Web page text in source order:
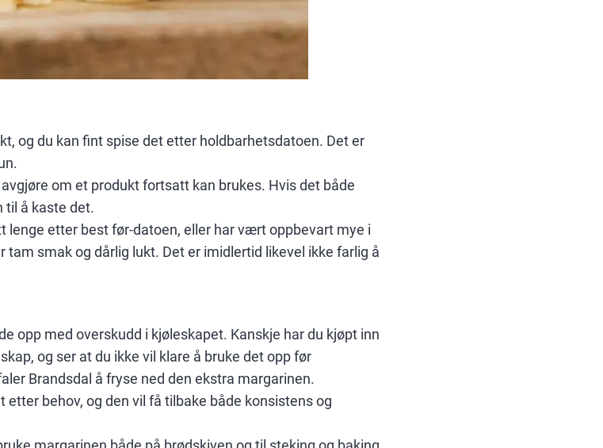
og du kan fint spise det etter holdbarhetsdatoen. Det er
om et produkt fortsatt kan brukes. Hvis det både
til å kaste det.
lenge etter best før-datoen, eller har vært oppbevart mye i
tam smak og dårlig lukt. Det er imidlertid likevel ikke farlig å
opp med overskudd i kjøleskapet. Kanskje har du kjøpt inn
og ser at du ikke vil klare å bruke det opp før
Brandsdal å fryse ned den ekstra margarinen.
behov, og den vil få tilbake både konsistens og